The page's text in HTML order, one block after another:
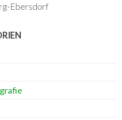
Ebersdorf